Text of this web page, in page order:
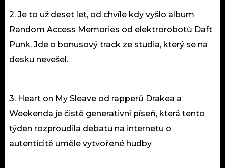
2. Je to už deset let, od chvíle kdy vyšlo album
Random Access Memories od elektrorobotů Daft
Punk. Jde o bonusový track ze studia, který se na
desku nevešel.
3. Heart on My Sleave od rapperů Drakea a
Weekenda je čistě generativní píseň, která tento
týden rozproudila debatu na internetu o
autenticitě uměle vytvořené hudby